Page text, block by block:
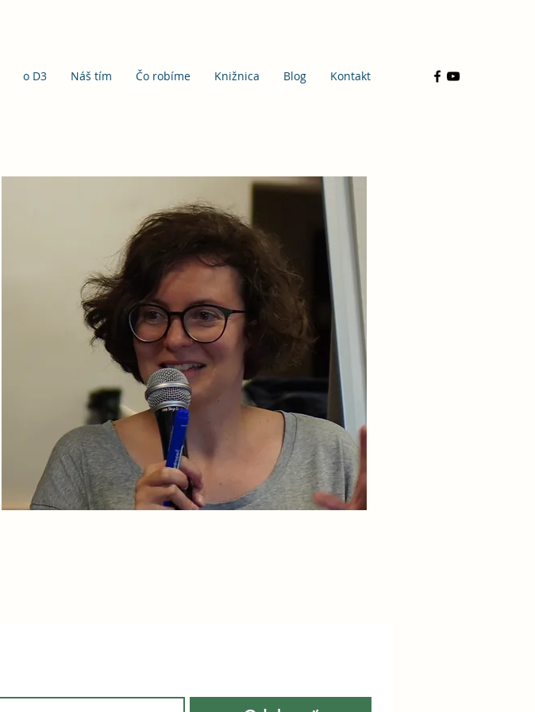
o D3 Náš tím Čo robíme Knižnica Blog Kontakt